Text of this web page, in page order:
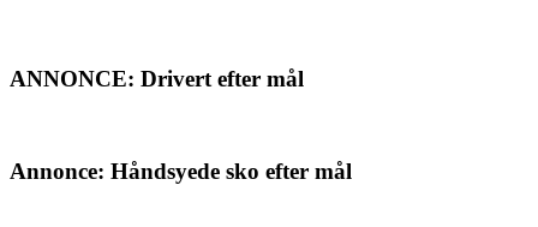
ANNONCE: Drivert efter mål
Annonce: Håndsyede sko efter mål